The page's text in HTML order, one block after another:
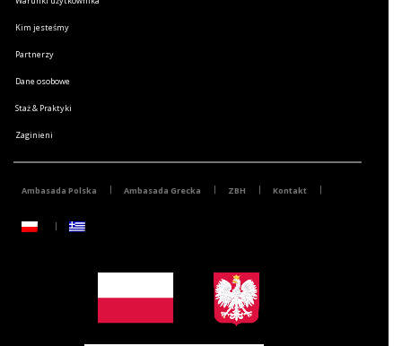
Kim jesteśmy
Partnerzy
Dane osobowe
Staż & Praktyki
Zaginieni
Ambasada Polska Ambasada Grecka ZBH Kontakt